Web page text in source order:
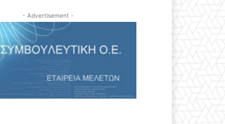
- Advertisement -